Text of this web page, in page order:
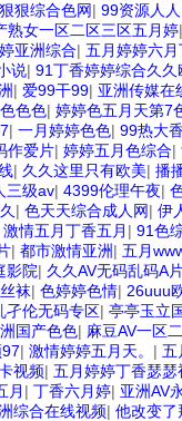
狠狠综合色网| 99资源人人
熟女一区二区三区五月婷
亚洲综合| 五月婷婷六
说| 91丁香婷婷综合久久
| 爱99干99| 亚洲传媒在
色色| 婷婷色五月天第7
| 一月婷婷色色| 99热大
作爱片| 婷婷五月色综合|
| 久久这里只有欧美| 播
三级av| 4399伦理午夜|
| 色天天综合成人网| 伊
激情五月丁香五月 | 91色
| 都市激情亚洲| 五月
影院| 久久AV无码乱码A
袜| 色婷婷色情| 26uuu
孑伦无码专区| 亭亭玉立
国产色色| 麻豆AV一区
| 激情婷婷五月天。 | 五
视频| 五月婷婷丁香瑟瑟
月 | 丁香六月婷| 亚洲AV
综合在线视频| 他改变了